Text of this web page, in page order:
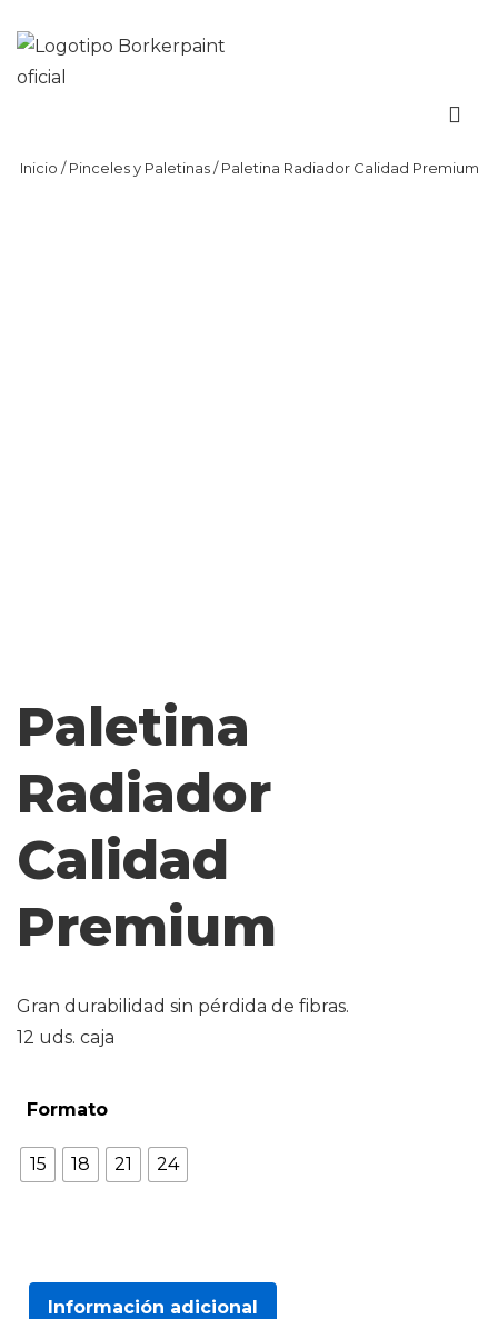
Inicio /Pinceles y Paletinas/ Paletina Radiador Calidad Premium
Paletina
Radiador
Calidad
Premium
Gran durabilidad sin pérdida de fibras.
12 uds. caja
Formato
15 18 21 24
Información adicional